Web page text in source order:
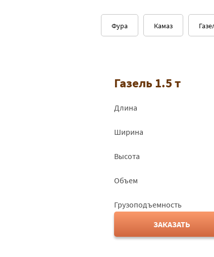
Камаз
Фура
Газель 1.5 т
Длина
Ширина
Высота
Объем
Грузоподъемность
ЗАКАЗАТЬ